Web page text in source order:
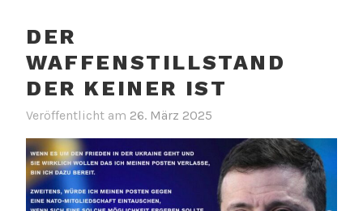
DER
WAFFENSTILLSTAND
DER KEINER IST
Veröffentlicht am 26. März 2025